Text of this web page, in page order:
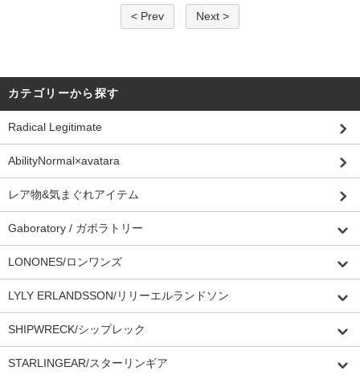
< Prev Next >
カテゴリーから探す
Radical Legitimate
AbilityNormal×avatara
レア物&気まぐれアイテム
Gaboratory / ガボラトリー
LONONES/ロンワンズ
LYLY ERLANDSSON/リリーエルランドソン
SHIPWRECK/シップレック
STARLINGEAR/スターリンギア